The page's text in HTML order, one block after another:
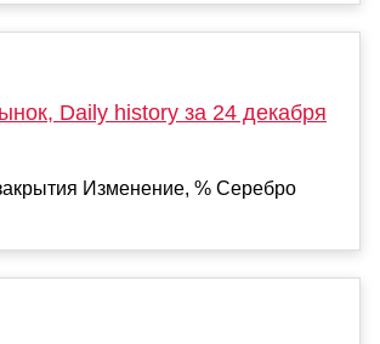
Daily history за 24 декабря
Изменение, % Серебро